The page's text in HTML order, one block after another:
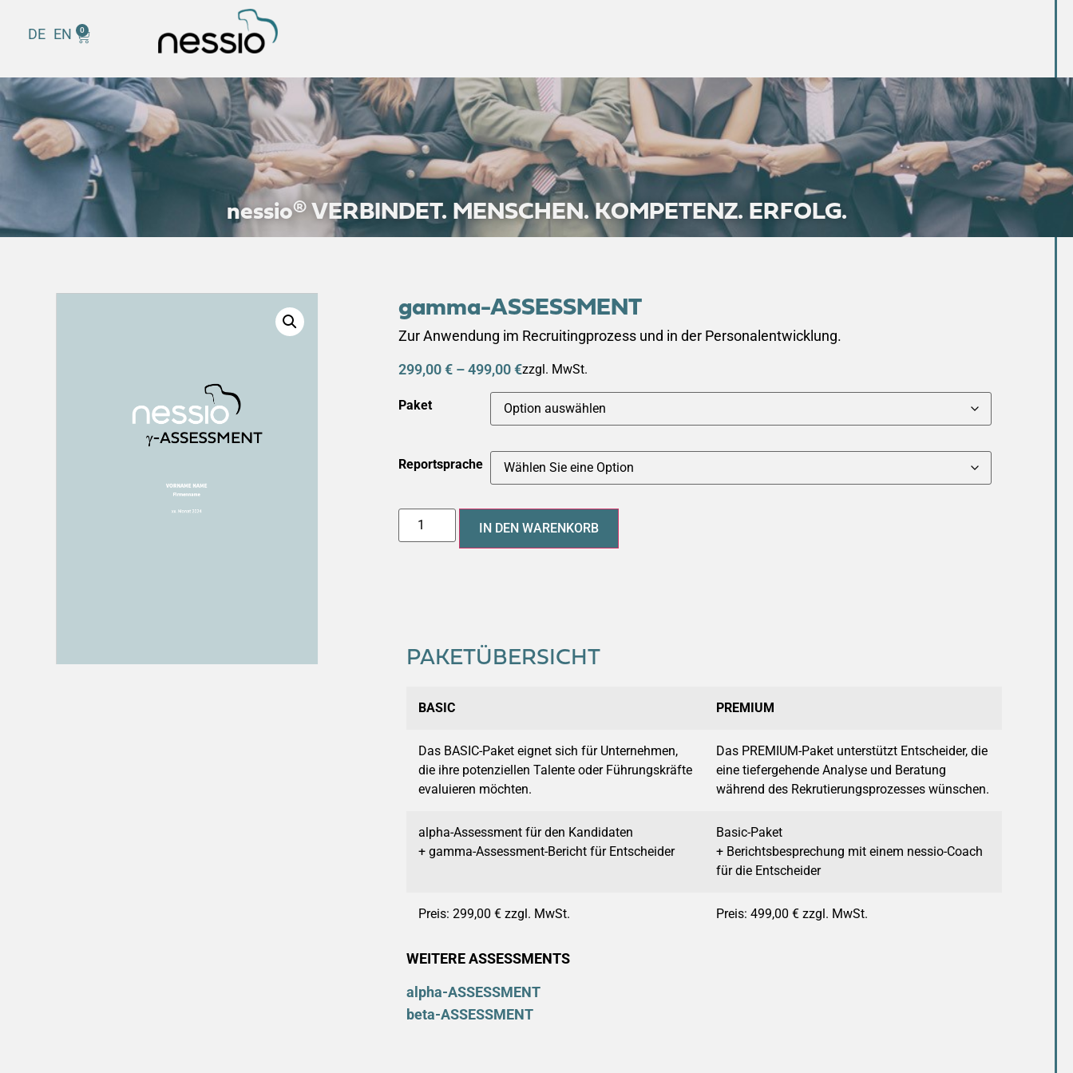
EN
DE 0
nessio® VERBINDET. MENSCHEN. KOMPETENZ. ERFOLG.
gamma-ASSESSMENT
Zur Anwendung im Recruitingprozess und in der Personalentwicklung.
299,00€ –499,00€zzgl. MwSt.
Paket
Reportsprache
IN DEN WARENKORB
PAKETÜBERSICHT
BASIC PREMIUM
Das BASIC-Paket eignet sich für Unternehmen,
die ihre potenziellen Talente oder Führungskräfte
evaluieren möchten.
Das PREMIUM-Paket unterstützt Entscheider, die
eine tiefergehende Analyse und Beratung
während des Rekrutierungsprozesses wünschen.
alpha-Assessment für den Kandidaten
+ gamma-Assessment-Bericht für Entscheider
Basic-Paket
+ Berichtsbesprechung mit einem nessio-Coach
für die Entscheider
Preis: 299,00 € zzgl. MwSt. Preis: 499,00 € zzgl. MwSt.
WEITERE ASSESSMENTS
alpha-ASSESSMENT
beta-ASSESSMENT